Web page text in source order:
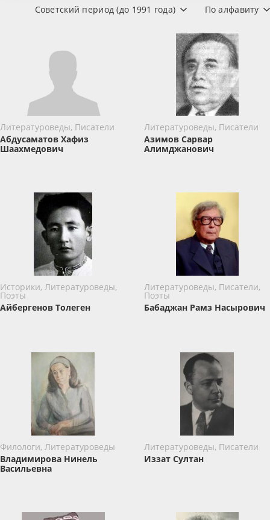
По алфавиту
Советский период (до 1991 года)
Литературоведы, Писатели
Абдусаматов Хафиз
Шаахмедович
Литературоведы, Писатели
Азимов Сарвар
Алимджанович
Историки, Литературоведы,
Поэты
Айбергенов Толеген
Литературоведы, Писатели,
Поэты
Бабаджан Рамз Насырович
Филологи, Литературоведы
Владимирова Нинель
Васильевна
Литературоведы, Писатели
Иззат Султaн